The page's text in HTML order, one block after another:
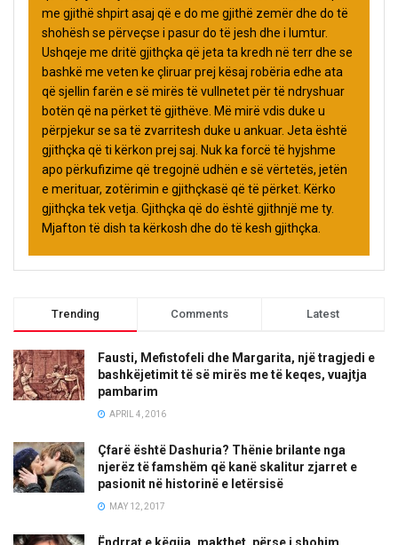
me gjithë shpirt asaj që e do me gjithë zemër dhe do të
shohësh se përveçse i pasur do të jesh dhe i lumtur.
Ushqeje me dritë gjithçka që jeta ta kredh në terr dhe se
bashkë me veten ke çliruar prej kësaj robëria edhe ata
që sjellin farën e së mirës të vullnetet për të ndryshuar
botën që na përket të gjithëve. Më mirë vdis duke u
përpjekur se sa të zvarritesh duke u ankuar. Jeta është
gjithçka që ti kërkon prej saj. Nuk ka forcë të hyjshme
apo përkufizime që tregojnë udhën e së vërtetës, jetën
e merituar, zotërimin e gjithçkasë që të përket. Kërko
gjithçka tek vetja. Gjithçka që do është gjithnjë me ty.
Mjafton të dish ta kërkosh dhe do të kesh gjithçka.
Trending Comments Latest
Fausti, Mefistofeli dhe Margarita, një tragjedi e
bashkëjetimit të së mirës me të keqes, vuajtja
pambarim
APRIL 4, 2016
Çfarë është Dashuria? Thënie brilante nga
njerëz të famshëm që kanë skalitur zjarret e
pasionit në historinë e letërsisë
MAY 12, 2017